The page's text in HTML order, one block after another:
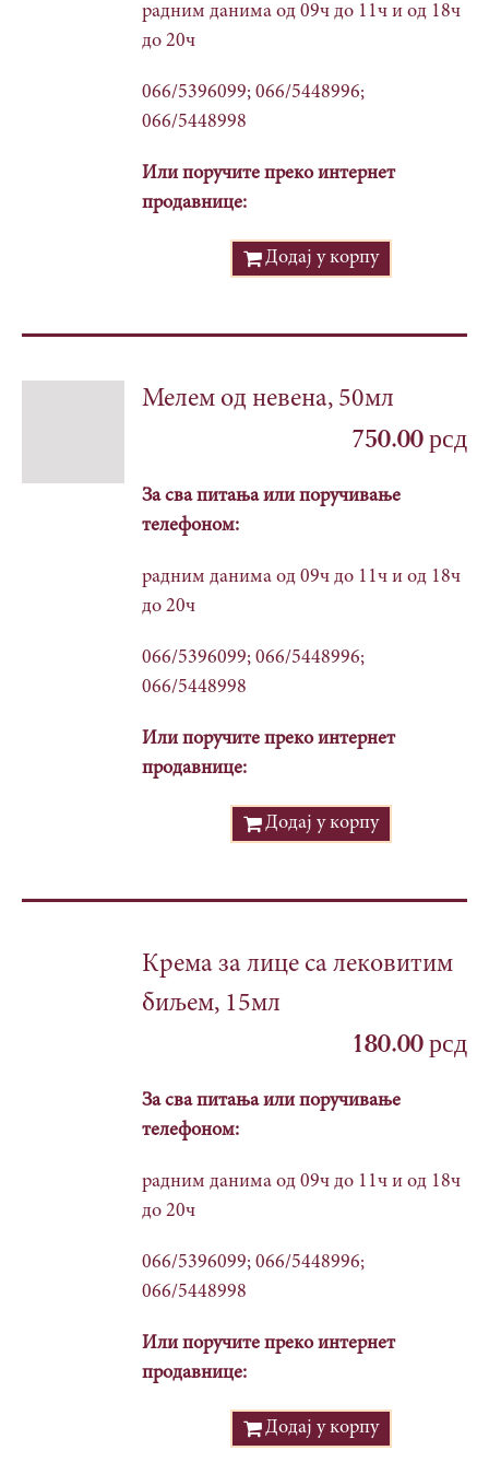
радним данима од 09ч до 11ч и од 18ч
до 20ч
066/5396099; 066/5448996;
066/5448998
Или поручите преко интернет
продавнице:
Додај у корпу
Мелем од невена, 50мл
750.00рсд
За сва питања или поручивање
телефоном:
радним данима од 09ч до 11ч и од 18ч
до 20ч
066/5396099; 066/5448996;
066/5448998
Или поручите преко интернет
продавнице:
Додај у корпу
Крема за лице са лековитим
биљем, 15мл
180.00рсд
За сва питања или поручивање
телефоном:
радним данима од 09ч до 11ч и од 18ч
до 20ч
066/5396099; 066/5448996;
066/5448998
Или поручите преко интернет
продавнице:
Додај у корпу